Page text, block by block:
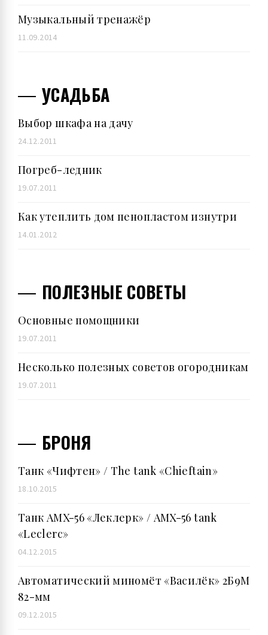
Музыкальный тренажёр
11.09.2014
УСАДЬБА
Выбор шкафа на дачу
24.12.2011
Погреб-ледник
19.07.2011
Как утеплить дом пенопластом изнутри
14.01.2012
ПОЛЕЗНЫЕ СОВЕТЫ
Основные помощники
19.07.2011
Несколько полезных советов огородникам
19.07.2011
БРОНЯ
Танк «Чифтен» / The tank «Chieftain»
18.10.2015
Танк AMX-56 «Леклерк» / AMX-56 tank
«Leclerc»
04.12.2015
Автоматический миномёт «Василёк» 2Б9М
82-мм
09.12.2015